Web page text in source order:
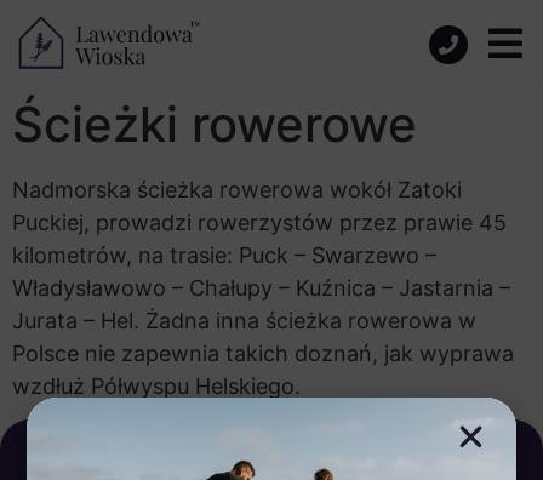
Ścieżki rowerowe
Nadmorska ścieżka rowerowa wokół Zatoki
Puckiej, prowadzi rowerzystów przez prawie 45
kilometrów, na trasie: Puck – Swarzewo –
Władysławowo – Chałupy – Kuźnica – Jastarnia –
Jurata – Hel. Żadna inna ścieżka rowerowa w
Polsce nie zapewnia takich doznań, jak wyprawa
wzdłuż Półwyspu Helskiego.